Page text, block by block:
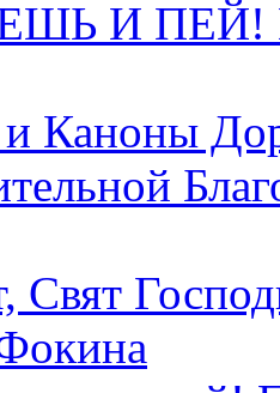
И ПЕЙ!
Каноны
Свят